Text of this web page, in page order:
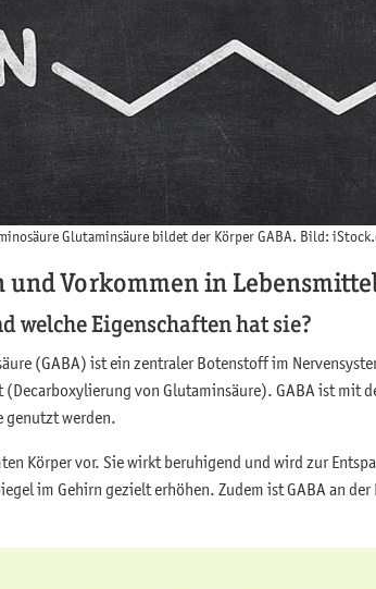
Glutaminsäure bildet der Körper GABA. Bild:
und Vorkommen in
welche Eigenschaften hat sie?
(GABA) ist ein zentraler Botenstoff im
von Glutaminsäure). GABA ist mit
genutzt werden.
Körper vor. Sie wirkt beruhigend und wird zur
im Gehirn gezielt erhöhen. Zudem ist GABA an